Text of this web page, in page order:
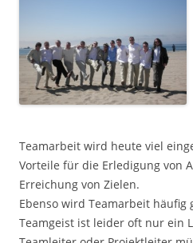
Teamarbeit wird heute viel
Vorteile für die Erledigung von
Erreichung von Zielen.
Ebenso wird Teamarbeit häufig
Teamgeist ist leider oft nur ein